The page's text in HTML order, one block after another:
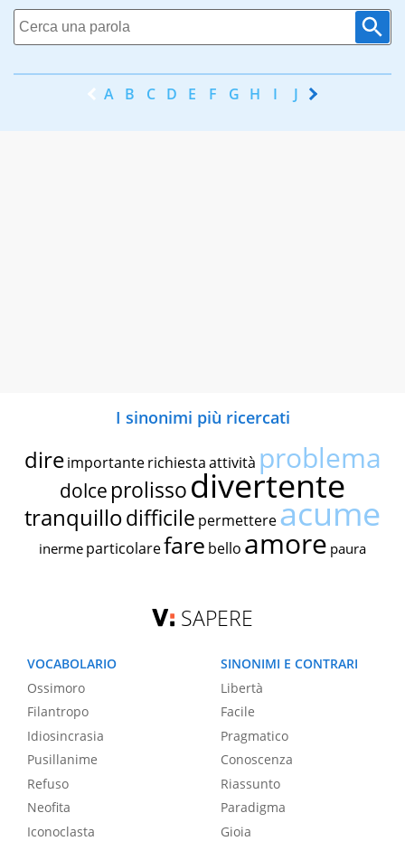
A B C D E F G H I J K
I sinonimi più ricercati
dire importante richiestaattività problema
dolce prolissodivertente
tranquillodifficile permettereacume
inerme particolarefare bello amore paura
SAPERE
VOCABOLARIO
Ossimoro
Filantropo
Idiosincrasia
Pusillanime
Refuso
Neofita
Iconoclasta
SINONIMI E CONTRARI
Libertà
Facile
Pragmatico
Conoscenza
Riassunto
Paradigma
Gioia